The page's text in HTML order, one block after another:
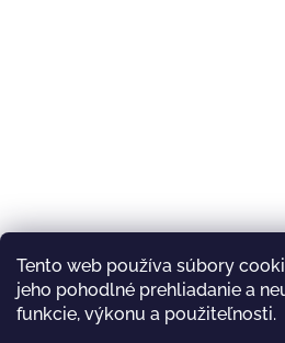
Tento web používa súbory
jeho pohodlné prehliadanie a
funkcie, výkonu a použiteľnosti.